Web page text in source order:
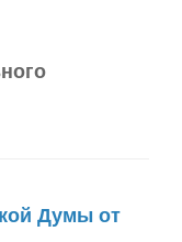
Думы от